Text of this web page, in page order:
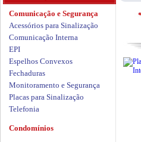
Comunicação e Segurança
Acessórios para Sinalização
Comunicação Interna
EPI
Espelhos Convexos
Fechaduras
Monitoramento e Segurança
Placas para Sinalização
Telefonia
Condomínios